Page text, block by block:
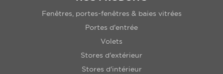
Fenêtres, portes-fenêtres & baies vitrées
Portes d'entrée
Volets
Stores d'extérieur
Stores d'intérieur